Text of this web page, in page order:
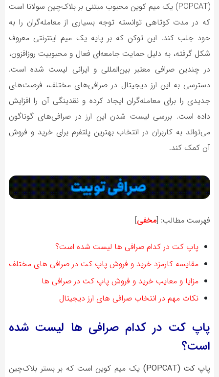
(POPCAT) یک میم کوین محبوب مبتنی بر بلاک‌چین سولانا است
که در مدت کوتاهی توانسته توجه بسیاری از معامله‌گران را به
خود جلب کند. این توکن که بر پایه یک میم اینترنتی معروف
شکل گرفته، به دلیل حمایت جامعه‌ای فعال و محبوبیت روزافزون،
در چندین صرافی معتبر بین‌المللی و ایرانی لیست شده است.
دسترسی به این ارز دیجیتال در صرافی‌های مختلف، فرصت‌های
جدیدی را برای معامله‌گران ایجاد کرده و نقدینگی آن را افزایش
داده است. بررسی لیست شدن این ارز در صرافی‌های گوناگون
می‌تواند به کاربران در انتخاب بهترین پلتفرم برای خرید و فروش
آن کمک کند.
فهرست مطالب: [مخفی]
پاپ کت در کدام صرافی ها لیست شده است؟
مقایسه کارمزد خرید و فروش پاپ کت در صرافی های مختلف
مزایا و معایب خرید و فروش پاپ کت در صرافی ها
نکات مهم در انتخاب صرافی های ارز دیجیتال
پاپ کت در کدام صرافی ها لیست شده
است؟
پاپ کت (POPCAT)
یک میم کوین است که بر بستر بلاک‌چین